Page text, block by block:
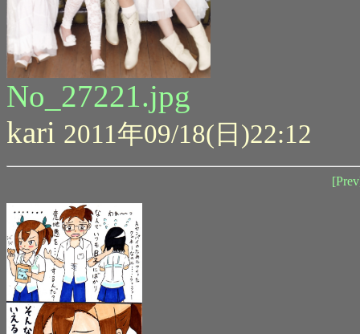
No_27221.jpg
kari 2011年09/18(日)22:12